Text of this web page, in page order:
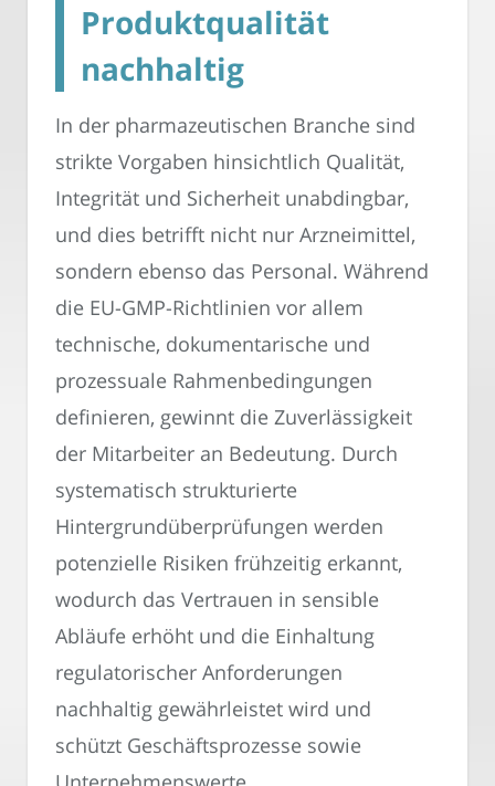
Produktqualität
nachhaltig
In der pharmazeutischen Branche sind
strikte Vorgaben hinsichtlich Qualität,
Integrität und Sicherheit unabdingbar,
und dies betrifft nicht nur Arzneimittel,
sondern ebenso das Personal. Während
die EU-GMP-Richtlinien vor allem
technische, dokumentarische und
prozessuale Rahmenbedingungen
definieren, gewinnt die Zuverlässigkeit
der Mitarbeiter an Bedeutung. Durch
systematisch strukturierte
Hintergrundüberprüfungen werden
potenzielle Risiken frühzeitig erkannt,
wodurch das Vertrauen in sensible
Abläufe erhöht und die Einhaltung
regulatorischer Anforderungen
nachhaltig gewährleistet wird und
schützt Geschäftsprozesse sowie